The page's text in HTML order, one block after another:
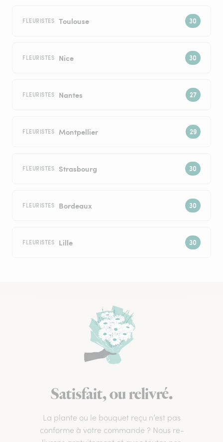
FLEURISTES Toulouse
FLEURISTES Nice
FLEURISTES Nantes
FLEURISTES Montpellier
FLEURISTES Strasbourg
FLEURISTES Bordeaux
FLEURISTES Lille
Satisfait, ou relivré.
La plante ou le bouquet reçu n’est pas
conforme à votre commande ? Nous re-